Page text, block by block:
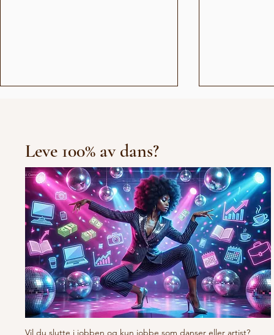
Fresh new set choreo
10/10/10
Leve 100% av dans?